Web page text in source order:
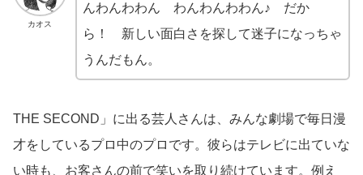
カオス
んわんわわん わんわんわわん♪ だか
ら！ 新しい面白さを探して迷子になっちゃ
うんだもん。
THE SECOND」に出る芸人さんは、みんな劇場で毎日漫
才をしているプロ中のプロです。彼らはテレビに出ていな
い時も、お客さんの前で笑いを取り続けています。例え